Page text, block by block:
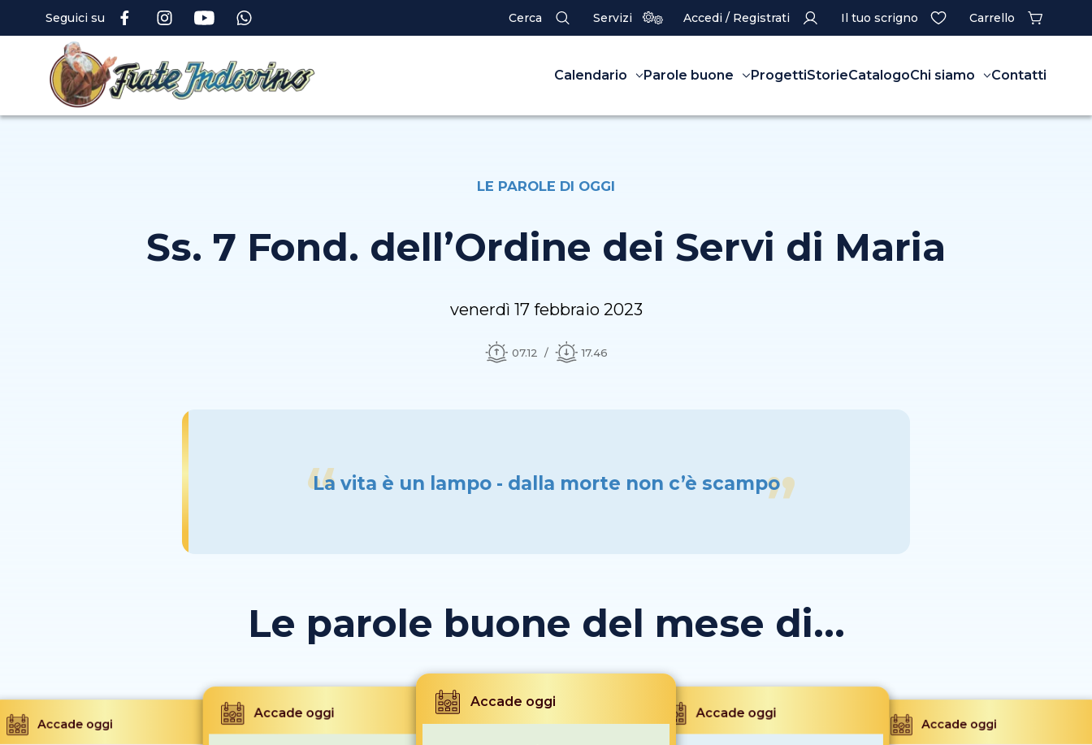
Seguici su Cerca Servizi Accedi / Registrati Il tuo scrigno Carrello
Calendario Parole buone ProgettiStorieCatalogoChi siamo Contatti
LE PAROLE DI OGGI
Ss. 7 Fond. dell’Ordine dei Servi di Maria
venerdì 17 febbraio 2023
07.12 17.46
La vita è un lampo - dalla morte non c’è scampo
Le parole buone del mese di...
Accade oggi
Accade oggi
Accade oggi
Accade oggi
Accade oggi